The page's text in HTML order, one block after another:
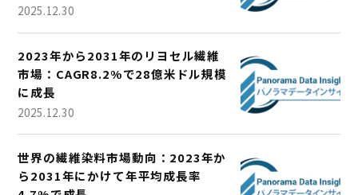
2025.12.30
2023年から2031年のリヨセル繊維
市場：CAGR8.2%で28億米ドル規模
に成長
2025.12.30
世界の繊維染料市場動向：2023年か
ら2031年にかけて年平均成長率